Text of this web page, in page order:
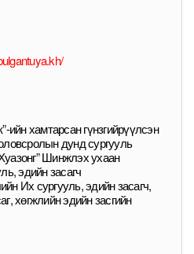
ийн хамтарсан гүнзгийрүүлсэн
дунд сургууль
Шинжлэх ухаан
эдийн засагч
Их сургууль, эдийн засагч,
хөгжлийн эдийн засгийн